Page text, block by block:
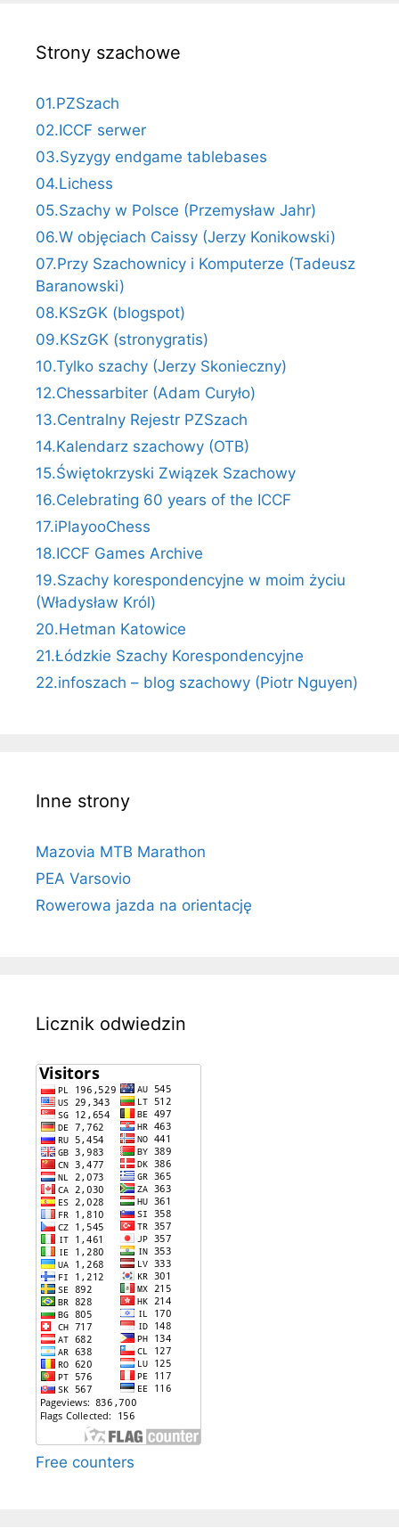
Strony szachowe
01.PZSzach
02.ICCF serwer
03.Syzygy endgame tablebases
04.Lichess
05.Szachy w Polsce (Przemysław Jahr)
06.W objęciach Caissy (Jerzy Konikowski)
07.Przy Szachownicy i Komputerze (Tadeusz
Baranowski)
08.KSzGK (blogspot)
09.KSzGK (stronygratis)
10.Tylko szachy (Jerzy Skonieczny)
12.Chessarbiter (Adam Curyło)
13.Centralny Rejestr PZSzach
14.Kalendarz szachowy (OTB)
15.Świętokrzyski Związek Szachowy
16.Celebrating 60 years of the ICCF
17.iPlayooChess
18.ICCF Games Archive
19.Szachy korespondencyjne w moim życiu
(Władysław Król)
20.Hetman Katowice
21.Łódzkie Szachy Korespondencyjne
22.infoszach – blog szachowy (Piotr Nguyen)
Inne strony
Mazovia MTB Marathon
PEA Varsovio
Rowerowa jazda na orientację
Licznik odwiedzin
Free counters